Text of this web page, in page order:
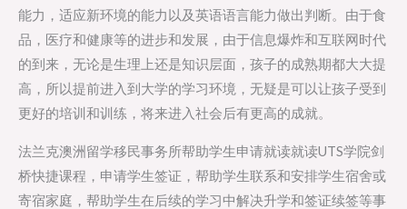
能力，适应新环境的能力以及英语语言能力做出判断。由于食
品，医疗和健康等的进步和发展，由于信息爆炸和互联网时代
的到来，无论是生理上还是知识层面，孩子的成熟期都大大提
高，所以提前进入到大学的学习环境，无疑是可以让孩子受到
更好的培训和训练，将来进入社会后有更高的成就。
法兰克澳洲留学移民事务所帮助学生申请就读就读UTS学院剑
桥快捷课程，申请学生签证，帮助学生联系和安排学生宿舍或
寄宿家庭，帮助学生在后续的学习中解决升学和签证续签等事